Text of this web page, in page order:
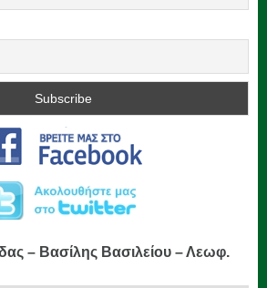
– Βασίλης Βασιλείου – Λεωφ.